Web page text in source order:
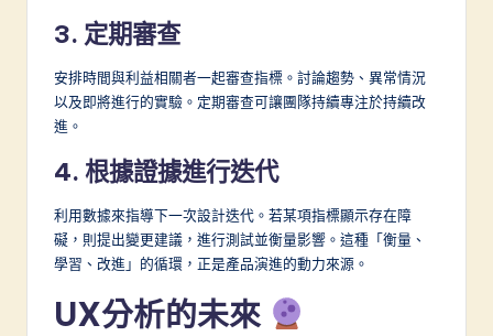
3. 定期審查
安排時間與利益相關者一起審查指標。討論趨勢、異常情況
以及即將進行的實驗。定期審查可讓團隊持續專注於持續改
進。
4. 根據證據進行迭代
利用數據來指導下一次設計迭代。若某項指標顯示存在障
礙，則提出變更建議，進行測試並衡量影響。這種「衡量、
學習、改進」的循環，正是產品演進的動力來源。
UX分析的未來